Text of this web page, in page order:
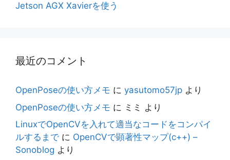
Jetson AGX Xavierを使う
最近のコメント
OpenPoseの使い方メモ に yasutomo57jp より
OpenPoseの使い方メモ に ミミ より
LinuxでOpenCVを入れて適当なコードをコンパイ
ルするまで に OpenCVで顕著性マップ(c++) –
Sonoblog より